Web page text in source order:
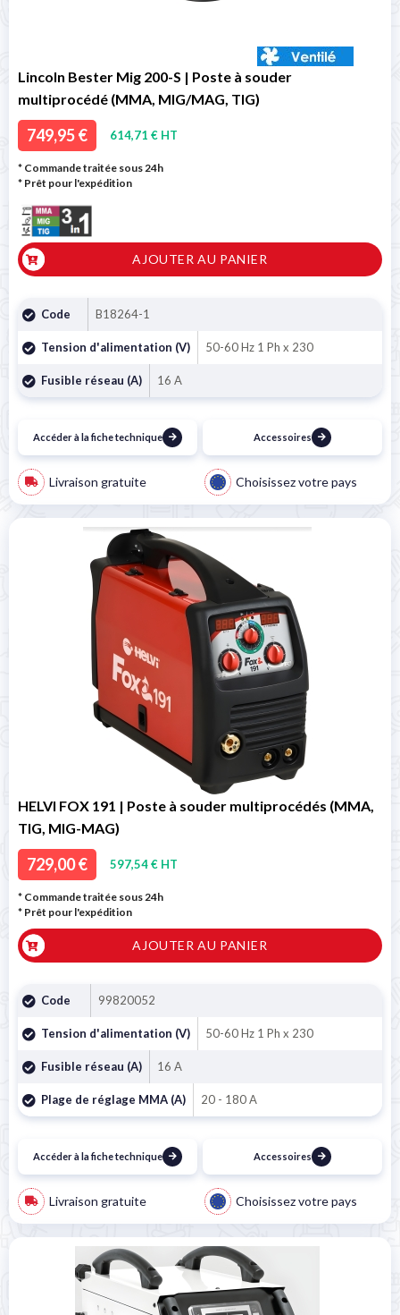
Lincoln Bester Mig 200-S | Poste à souder
multiprocédé (MMA, MIG/MAG, TIG)
749,95 € 614,71 € HT
* Commande traitée sous 24h
* Prêt pour l'expédition
AJOUTER AU PANIER
Code B18264-1
Tension d'alimentation (V) 50-60 Hz 1 Ph x 230
Fusible réseau (A) 16 A
Accéder à la fiche technique Accessoires
Livraison gratuite Choisissez votre pays
HELVI FOX 191 | Poste à souder multiprocédés (MMA,
TIG, MIG-MAG)
729,00 € 597,54 € HT
* Commande traitée sous 24h
* Prêt pour l'expédition
AJOUTER AU PANIER
Code 99820052
Tension d'alimentation (V) 50-60 Hz 1 Ph x 230
Fusible réseau (A) 16 A
Plage de réglage MMA (A) 20 - 180 A
Accéder à la fiche technique Accessoires
Livraison gratuite Choisissez votre pays